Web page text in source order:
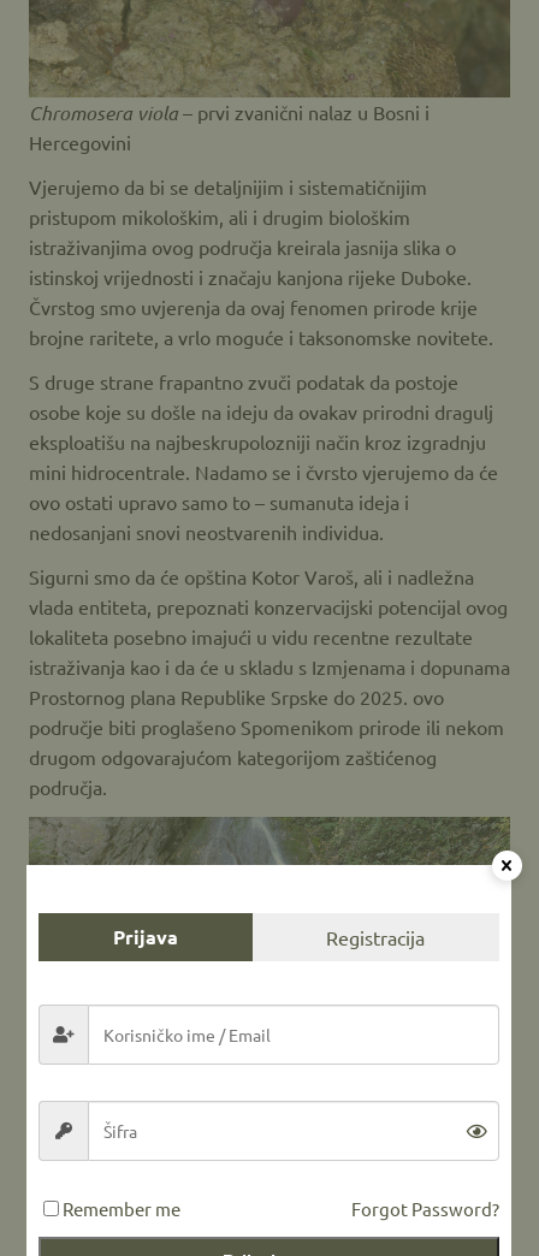
Chromosera viola – prvi zvanični nalaz u Bosni i
Hercegovini
Vjerujemo da bi se detaljnijim i sistematičnijim
pristupom mikološkim, ali i drugim biološkim
istraživanjima ovog područja kreirala jasnija slika o
istinskoj vrijednosti i značaju kanjona rijeke Duboke.
Čvrstog smo uvjerenja da ovaj fenomen prirode krije
brojne raritete, a vrlo moguće i taksonomske novitete.
S druge strane frapantno zvuči podatak da postoje
osobe koje su došle na ideju da ovakav prirodni dragulj
eksploatišu na najbeskrupolozniji način kroz izgradnju
mini hidrocentrale. Nadamo se i čvrsto vjerujemo da će
ovo ostati upravo samo to – sumanuta ideja i
nedosanjani snovi neostvarenih individua.
Sigurni smo da će opština Kotor Varoš, ali i nadležna
vlada entiteta, prepoznati konzervacijski potencijal ovog
lokaliteta posebno imajući u vidu recentne rezultate
istraživanja kao i da će u skladu s Izmjenama i dopunama
Prostornog plana Republike Srpske do 2025. ovo
područje biti proglašeno Spomenikom prirode ili nekom
drugom odgovarajućom kategorijom zaštićenog
područja.
Prijava Registracija
Remember me Forgot Password?